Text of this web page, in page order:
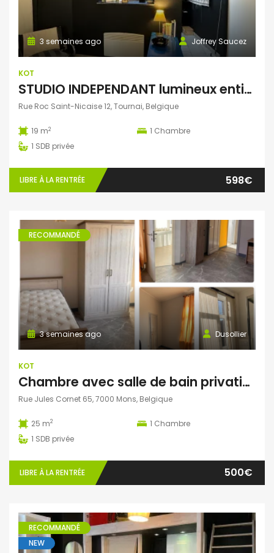
Joffrey Saucez
3 semaines ago
KOT
STUDIO INDEPENDANT lumineux entièrement meublé
Rue Roc Saint-Nicaise 12, Tournai, Belgique
19 m2 1 Chambre
1 SDB privée
LIBRE À LA RENTRÉE 598€
RECOMMANDÉ
Dusollier
3 semaines ago
KOT
Chambre avec salle de bain privative et bureau séparé dans une colocation de 4 personnes
Rue Jules Cornet 65, 7000 Mons, Belgique
25 m2 1 Chambre
1 SDB privée
LIBRE À LA RENTRÉE 500€
RECOMMANDÉ
NEW